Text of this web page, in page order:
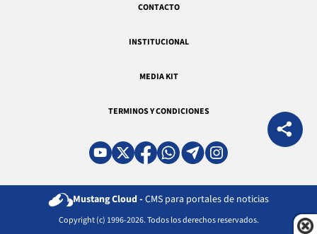
CONTACTO
INSTITUCIONAL
MEDIA KIT
TERMINOS Y CONDICIONES
Mustang Cloud - CMS para portales de noticias
Copyright (c) 1996-2026. Todos los derechos reservados.